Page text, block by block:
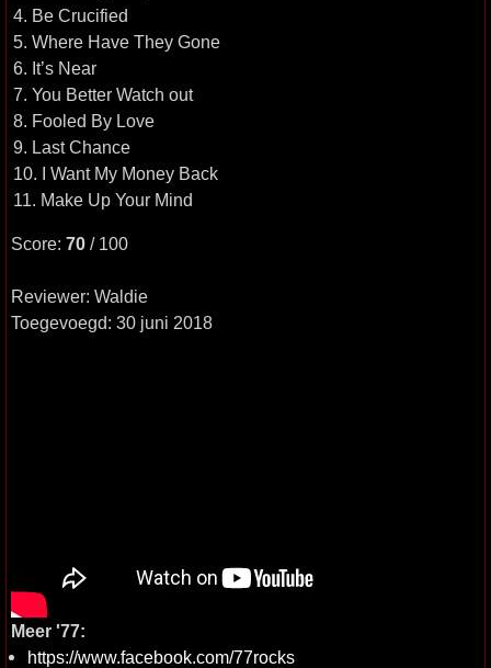
4. Be Crucified
5. Where Have They Gone
6. It’s Near
7. You Better Watch out
8. Fooled By Love
9. Last Chance
10. I Want My Money Back
11. Make Up Your Mind
Score: 70 / 100
Reviewer: Waldie
Toegevoegd: 30 juni 2018
Meer '77:
https://www.facebook.com/77rocks